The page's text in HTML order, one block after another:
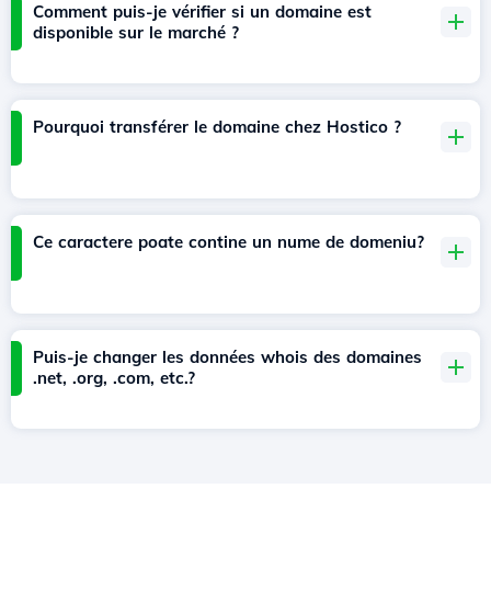
Comment puis-je vérifier si un domaine est
disponible sur le marché ?
Pourquoi transférer le domaine chez Hostico ?
Ce caractere poate contine un nume de domeniu?
Puis-je changer les données whois des domaines
.net, .org, .com, etc.?